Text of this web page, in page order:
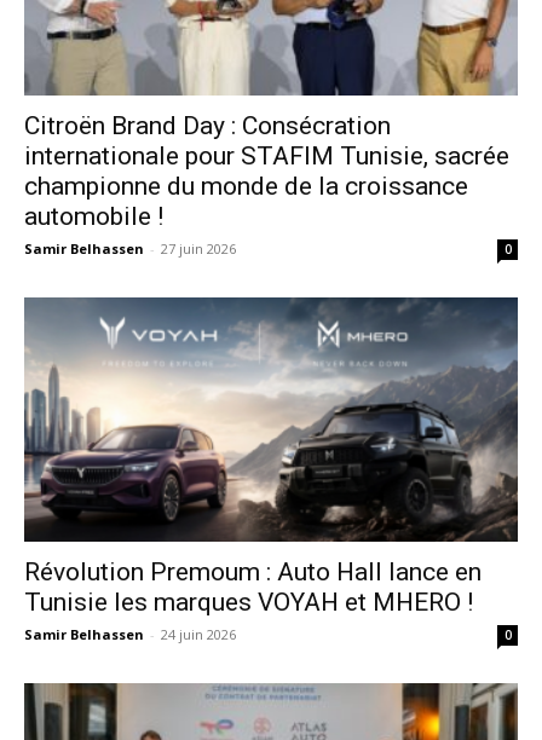
Citroën Brand Day : Consécration
internationale pour STAFIM Tunisie, sacrée
championne du monde de la croissance
automobile !
Samir Belhassen - 27 juin 2026 0
Révolution Premoum : Auto Hall lance en
Tunisie les marques VOYAH et MHERO !
Samir Belhassen - 24 juin 2026 0